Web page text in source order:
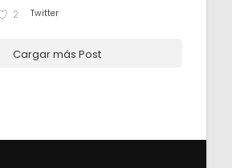
2 Twitter
Cargar más Post